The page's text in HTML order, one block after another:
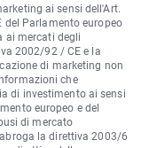
ai sensi dell'Art.
Parlamento europeo
ai mercati degli
2002/92 / CE e la
di marketing non
che
di investimento ai sensi
europeo e del
di mercato
la direttiva 2003/6